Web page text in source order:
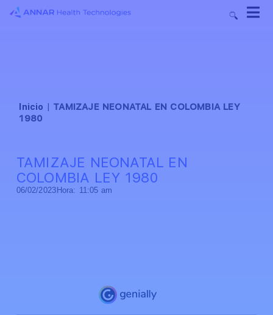
Inicio | TAMIZAJE NEONATAL EN COLOMBIA LEY
1980
TAMIZAJE NEONATAL EN
COLOMBIA LEY 1980
06/02/2023 Hora: 11:05 am